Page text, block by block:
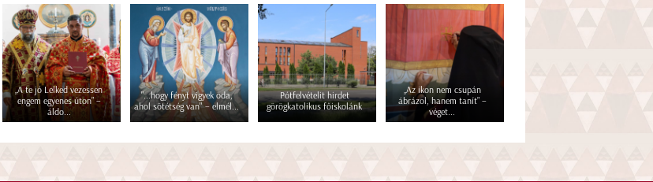
„A te jó Lelked vezessen
engem egyenes úton” –
áldo...
"...hogy fényt vigyek oda,
ahol sötétség van" – elmél...
Pótfelvételit hirdet
görögkatolikus főiskolánk
„Az ikon nem csupán
ábrázol, hanem tanít” –
véget...